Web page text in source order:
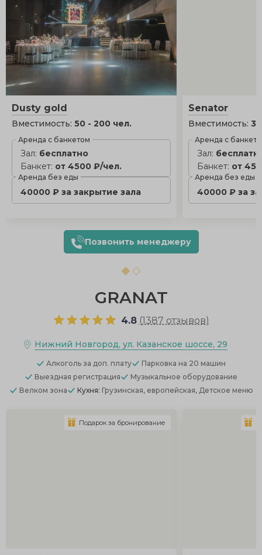
Dusty gold
Вместимость: 50 - 200 чел.
Аренда с банкетом
Зал: бесплатно
Банкет: от 4500 ₽/чел.
Аренда без еды
40000 ₽ за закрытие зала
Senator
Вместимость:
Аренда с
Зал:
Банкет: от
Аренда без еды
40000 ₽ за
Позвонить менеджеру
GRANAT
4.8 (1387 отзывов)
Нижний Новгород, ул. Казанское шоссе, 29
Алкоголь за доп. плату Парковка на 20 машин
Выездная регистрация
Музыкальное оборудование
Велком зона
Кухня: Грузинская, европейская, Детское меню
Подарок за бронирование